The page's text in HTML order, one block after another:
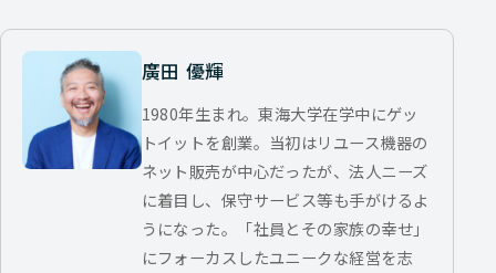
廣田 優輝
1980年生まれ。東海大学在学中にゲッ
トイットを創業。当初はリユース機器の
ネット販売が中心だったが、法人ニーズ
に着目し、保守サービス等も手がけるよ
うになった。「社員とその家族の幸せ」
にフォーカスしたユニークな経営を志